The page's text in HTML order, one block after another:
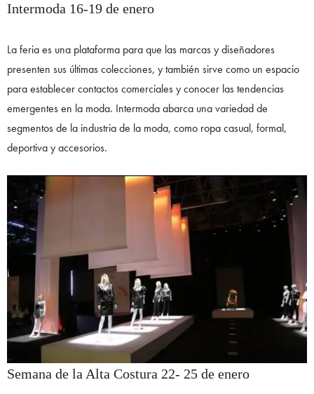
Intermoda 16-19 de enero
La feria es una plataforma para que las marcas y diseñadores
presenten sus últimas colecciones, y también sirve como un espacio
para establecer contactos comerciales y conocer las tendencias
emergentes en la moda. Intermoda abarca una variedad de
segmentos de la industria de la moda, como ropa casual, formal,
deportiva y accesorios.
Semana de la Alta Costura 22- 25 de enero